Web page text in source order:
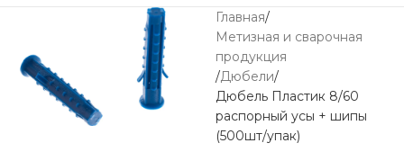
Главная
Метизная и сварочная
продукция
Дюбели
Дюбель Пластик 8/60
распорный усы + шипы
(500шт/упак)